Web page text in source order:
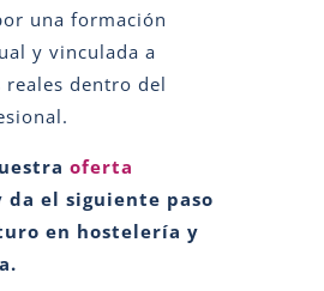
una formación
y vinculada a
reales dentro del
oferta
da el siguiente paso
en hostelería y